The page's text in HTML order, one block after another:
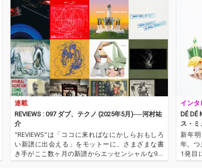
クの歌全てが歪んだ、
幻想的で不快感マック
スなダークメルヘンモ
ダンバレエボカロ！
クの歌全てが歪んだ、
幻想的で不快感マック
スなダークメルヘンモ
ダンバレエボカロ！
連載
REVIEWS : 097 ダブ、テクノ (2025年5月)──河村祐
介
"REVIEWS"は「ココに来ればなにかしらおもしろ
い新譜に出会える」をモットーに、さまざまな書
き手がここ数ヶ月の新譜からエッセンシャルな9枚
を選びレヴューするコーナー。今回の更新は、OT
インタ
DÉ DÉ
ス・ミ
新年
年。つ
1発目
『